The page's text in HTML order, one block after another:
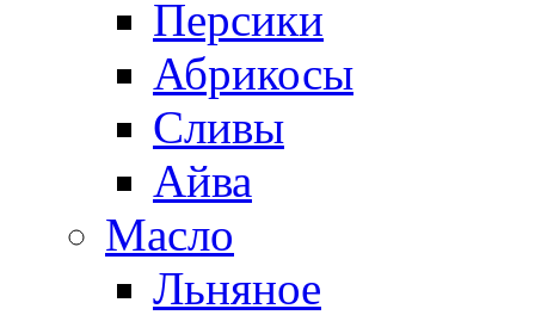
Персики
Абрикосы
Сливы
Айва
Масло
Льняное